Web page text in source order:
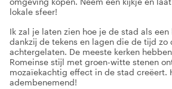
lokale sfeer!
Ik zal je laten zien hoe je de stad als een
dankzij de tekens en lagen die de tijd zo
achtergelaten. De meeste kerken
Romeinse stijl met groen-witte stenen
mozaïekachtig effect in de stad creëert.
adembenemend!